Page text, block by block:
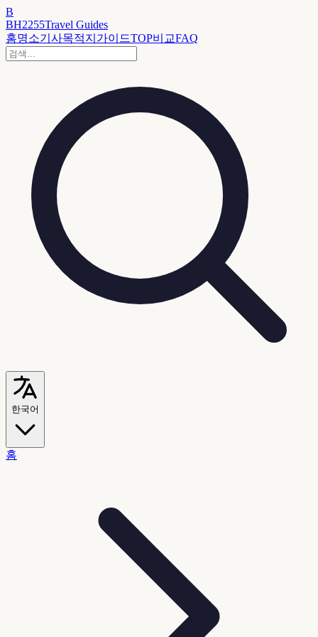
B
BH2255Travel Guides
홈명소기사목적지 가이드TOP비교FAQ
한국어
홈